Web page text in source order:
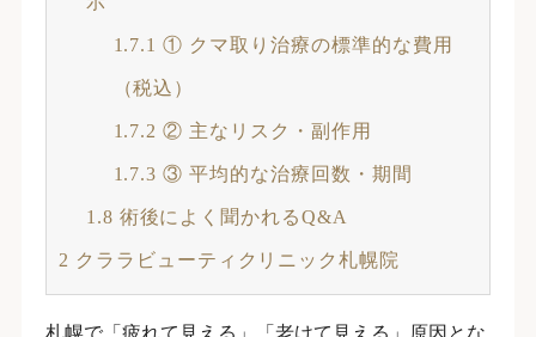
1.7.1 ① クマ取り治療の標準的な費用
（税込）
1.7.2 ② 主なリスク・副作用
1.7.3 ③ 平均的な治療回数・期間
1.8 術後によく聞かれるQ&A
2 クララビューティクリニック札幌院